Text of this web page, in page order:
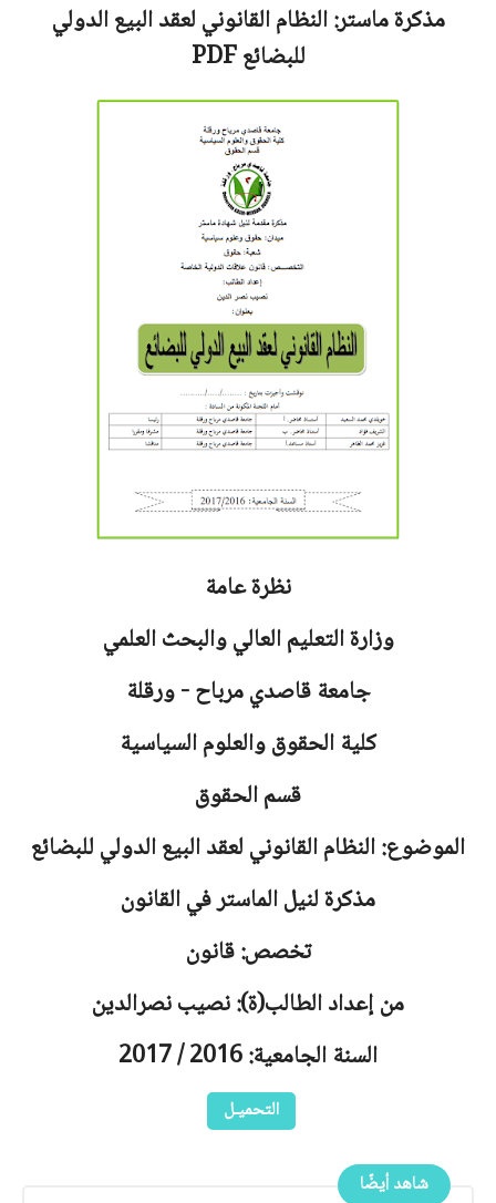
مذكرة ماستر:النظام القانوني لعقد البيع الدولي
للبضائعPDF
نظرة عامة
وزارة التعليم العالي والبحث العلمي
جامعةقاصدي مرباح - ورقلة
كلية الحقوق والعلوم السياسية
قسم الحقوق
الموضوع: النظام القانوني لعقد البيع الدولي للبضائع
مذكرة لنيل الماستر في القانون
تخصص: قانون
من إعداد الطالب(ة): نصيب نصرالدين
السنة الجامعية: 2016 / 2017
التحميـل
شاهد أيضًا